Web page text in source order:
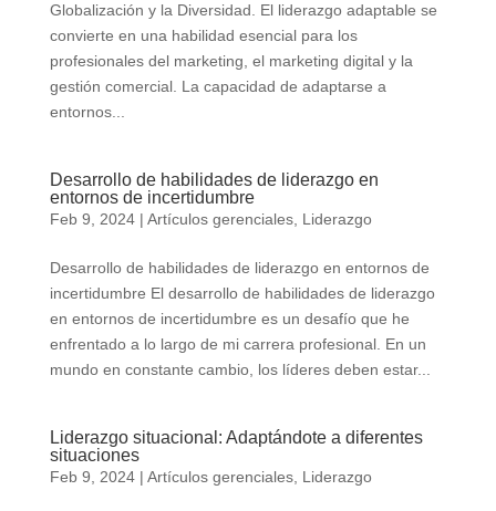
Globalización y la Diversidad. El liderazgo adaptable se
convierte en una habilidad esencial para los
profesionales del marketing, el marketing digital y la
gestión comercial. La capacidad de adaptarse a
entornos...
Desarrollo de habilidades de liderazgo en
entornos de incertidumbre
Feb 9, 2024| Artículos gerenciales, Liderazgo
Desarrollo de habilidades de liderazgo en entornos de
incertidumbre El desarrollo de habilidades de liderazgo
en entornos de incertidumbre es un desafío que he
enfrentado a lo largo de mi carrera profesional. En un
mundo en constante cambio, los líderes deben estar...
Liderazgo situacional: Adaptándote a diferentes
situaciones
Feb 9, 2024| Artículos gerenciales, Liderazgo